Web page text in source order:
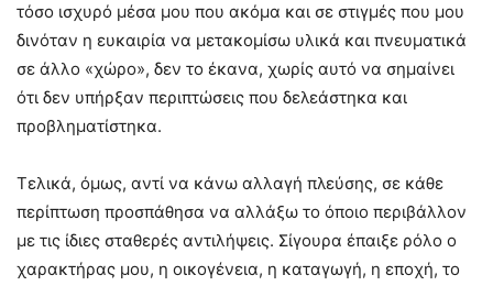
τόσο ισχυρό μέσα μου που ακόμα και σε στιγμές που μου
δινόταν η ευκαιρία να μετακομίσω υλικά και πνευματικά
σε άλλο «χώρο», δεν το έκανα, χωρίς αυτό να σημαίνει
ότι δεν υπήρξαν περιπτώσεις που δελεάστηκα και
προβληματίστηκα.
Τελικά, όμως, αντί να κάνω αλλαγή πλεύσης, σε κάθε
περίπτωση προσπάθησα να αλλάξω το όποιο περιβάλλον
με τις ίδιες σταθερές αντιλήψεις. Σίγουρα έπαιξε ρόλο ο
χαρακτήρας μου, η οικογένεια, η καταγωγή, η εποχή, το